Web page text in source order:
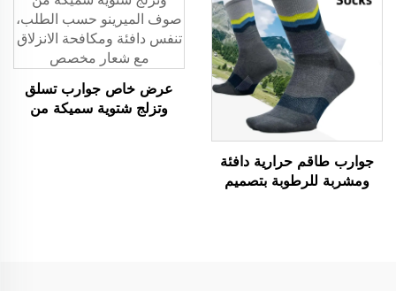
جوارب طاقم حرارية دافئة
ومشربة للرطوبة بتصميم
عرض خاص جوارب تسلق
وتزلج شتوية سميكة من